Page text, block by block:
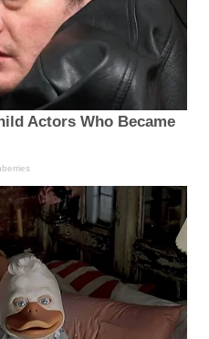
Actors Who Became